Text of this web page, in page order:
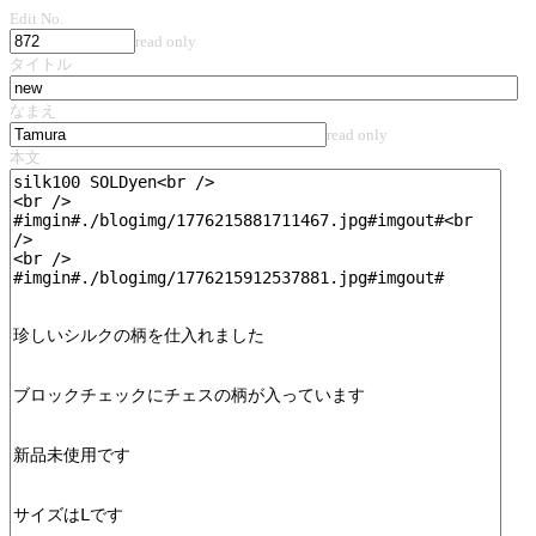
Edit No.
read only
タイトル
なまえ
read only
本文